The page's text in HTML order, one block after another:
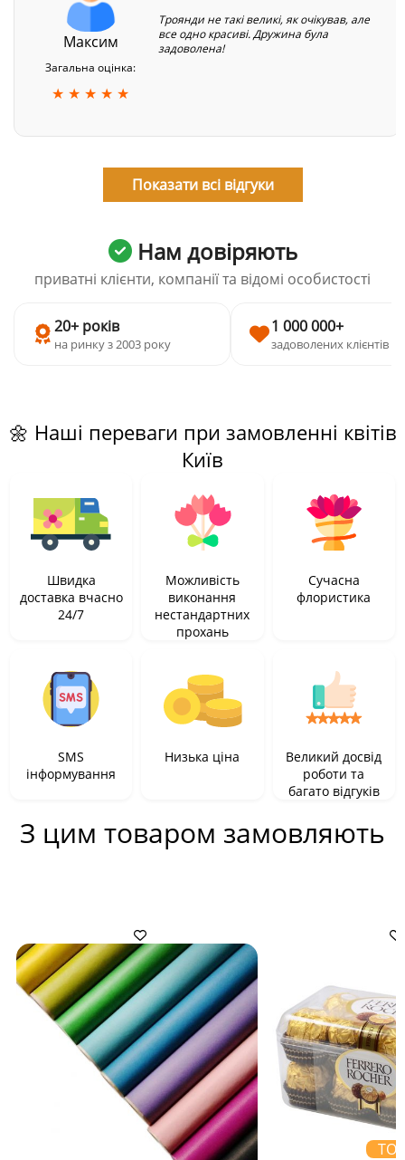
Максим
Загальна оцінка:
★ ★ ★ ★ ★
Троянди не такі великі, як очікував, але
все одно красиві. Дружина була
задоволена!
Показати всі відгуки
Нам довіряють
приватні клієнти, компанії та відомі особистості
20+ років
на ринку з 2003 року
1 000 000+
задоволених клієнтів
🌼 Наші переваги при замовленні квітів
Київ
Швидка
доставка вчасно
24/7
Можливість
виконання
нестандартних
прохань
Сучасна
флористика
SMS
інформування
Низька ціна
Великий досвід
роботи та
багато відгуків
З цим товаром замовляють